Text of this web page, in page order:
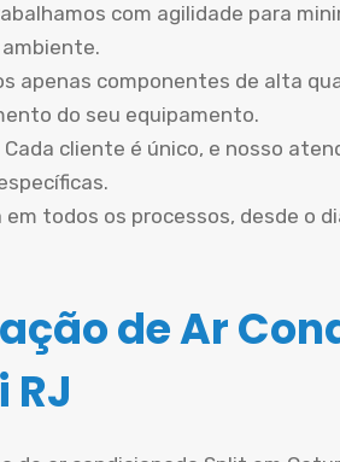
com agilidade para
apenas componentes de alta
do seu equipamento.
Cada cliente é único, e nosso
em todos os processos, desde o
de Ar